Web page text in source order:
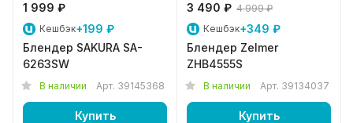
1 999 ₽
Кешбэк+199 ₽
Блендер SAKURA SA-
6263SW
В наличии Арт. 39145368
Купить
3 490 ₽ 4 999 ₽
Кешбэк+349 ₽
Блендер Zelmer
ZHB4555S
В наличии Арт. 39134037
Купить